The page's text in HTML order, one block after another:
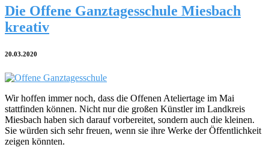
Die Offene Ganztagesschule Miesbach
kreativ
20.03.2020
Wir hoffen immer noch, dass die Offenen Ateliertage im Mai
stattfinden können. Nicht nur die großen Künstler im Landkreis
Miesbach haben sich darauf vorbereitet, sondern auch die kleinen.
Sie würden sich sehr freuen, wenn sie ihre Werke der Öffentlichkeit
zeigen könnten.